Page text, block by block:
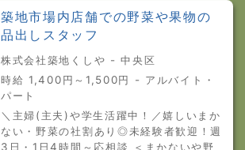
築地市場内店舗での野菜や果物の
品出しスタッフ
株式会社築地くしや - 中央区
時給 1,400円～1,500円 - アルバイト・
パート
＼主婦(主夫)や学生活躍中！／嬉しいまか
ない・野菜の社割あり◎未経験者歓迎！週
3日・1日4時間～応相談 ＜まかないや野